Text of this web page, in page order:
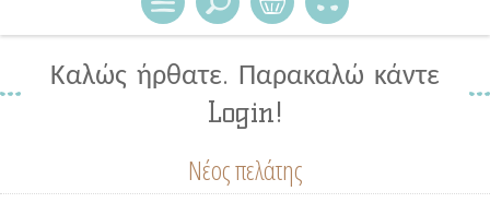
Καλώς ήρθατε. Παρακαλώ κάντε
Login!
Νέος πελάτης